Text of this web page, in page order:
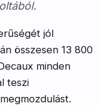
jól
összesen 13 800
minden
teszi